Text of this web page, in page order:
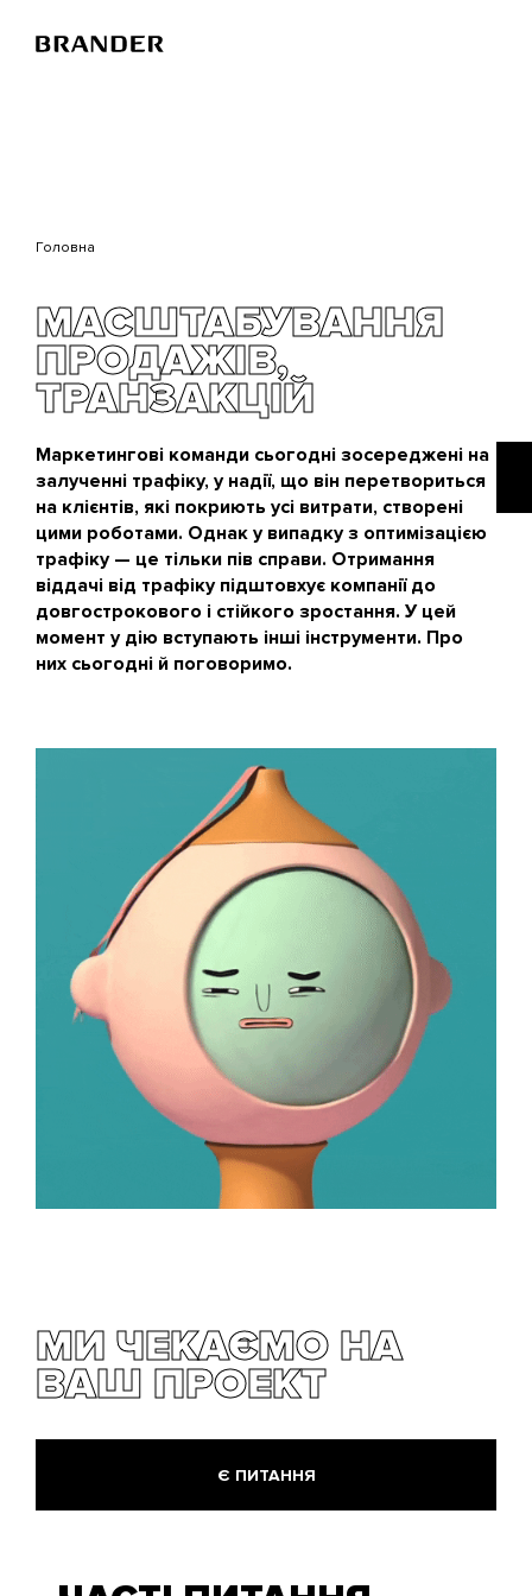
Головна
МАСШТАБУВАННЯ
ПРОДАЖІВ,
ТРАНЗАКЦІЙ
Маркетингові команди сьогодні зосереджені на
залученні трафіку, у надії, що він перетвориться
на клієнтів, які покриють усі витрати, створені
цими роботами. Однак у випадку з оптимізацією
трафіку — це тільки пів справи. Отримання
віддачі від трафіку підштовхує компанії до
довгострокового і стійкого зростання. У цей
момент у дію вступають інші інструменти. Про
них сьогодні й поговоримо.
МИ ЧЕКАЄМО НА
ВАШ ПРОЕКТ
Є ПИТАННЯ